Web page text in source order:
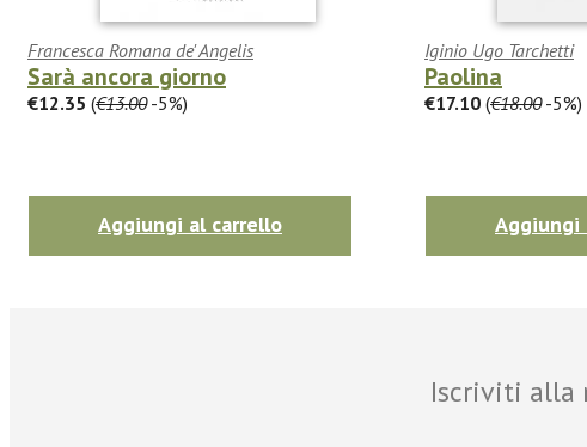
Francesca Romana de' Angelis
Sarà ancora giorno
€12.35 (€13.00-5%)
Aggiungi al carrello
Iginio Ugo Tarchetti
Paolina
€17.10 (€18.00-5%)
Aggiungi
Iscriviti alla